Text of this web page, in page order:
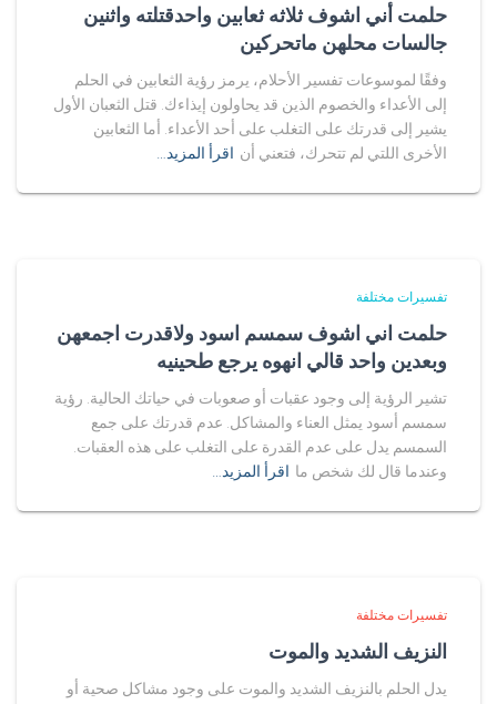
حلمت أني اشوف ثلاثه ثعابين واحدقتلته واثنين
جالسات محلهن ماتحركين
وفقًا لموسوعات تفسير الأحلام، يرمز رؤية الثعابين في الحلم
إلى الأعداء والخصوم الذين قد يحاولون إيذاءك. قتل الثعبان الأول
يشير إلى قدرتك على التغلب على أحد الأعداء. أما الثعابين
الأخرى اللتي لم تتحرك، فتعني أن اقرأ المزيد…
تفسيرات مختلفة
حلمت اني اشوف سمسم اسود ولاقدرت اجمعهن
وبعدين واحد قالي انهوه يرجع طحينيه
تشير الرؤية إلى وجود عقبات أو صعوبات في حياتك الحالية. رؤية
سمسم أسود يمثل العناء والمشاكل. عدم قدرتك على جمع
السمسم يدل على عدم القدرة على التغلب على هذه العقبات.
وعندما قال لك شخص ما اقرأ المزيد…
تفسيرات مختلفة
النزيف الشديد والموت
يدل الحلم بالنزيف الشديد والموت على وجود مشاكل صحية أو